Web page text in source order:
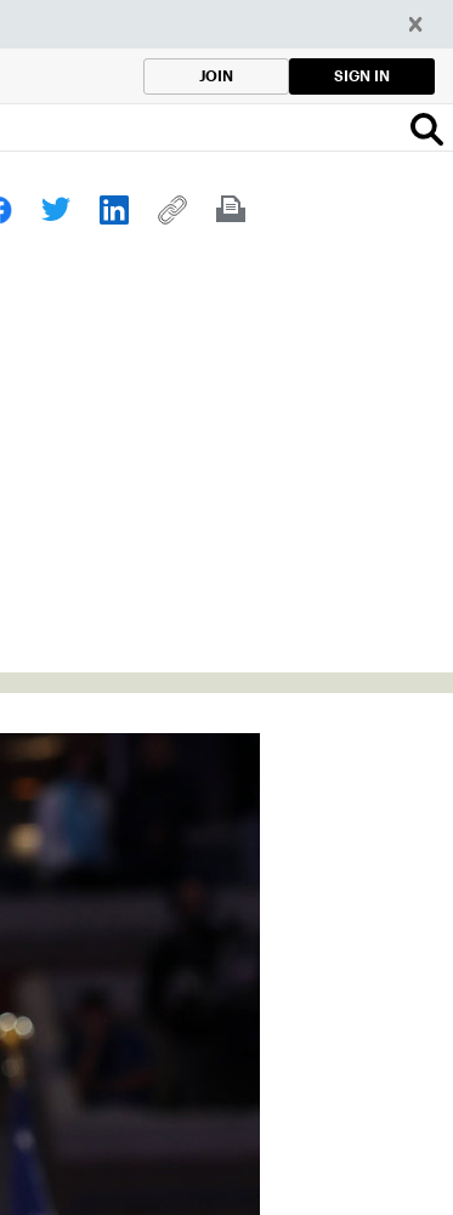
JOIN SIGN IN